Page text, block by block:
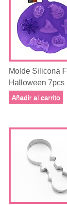
Molde Silicona
Halloween 7pcs
Añadir al carrito